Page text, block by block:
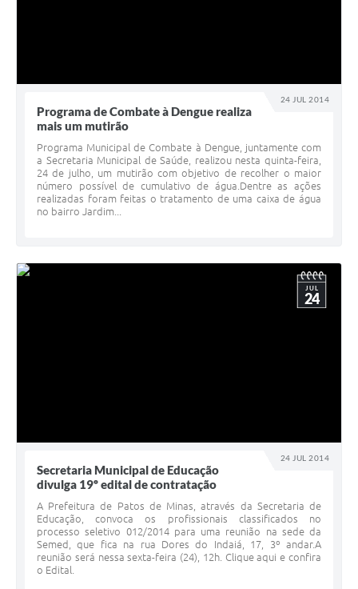
24 JUL 2014
Programa de Combate à Dengue realiza
mais um mutirão
Programa Municipal de Combate à Dengue, juntamente com
a Secretaria Municipal de Saúde, realizou nesta quinta-feira,
24 de julho, um mutirão com objetivo de recolher o maior
número possível de cumulativo de água.Dentre as ações
realizadas foram feitas o tratamento de uma caixa de água
no bairro Jardim...
24 JUL 2014
JUL
24
Secretaria Municipal de Educação
divulga 19º edital de contratação
A Prefeitura de Patos de Minas, através da Secretaria de
Educação, convoca os profissionais classificados no
processo seletivo 012/2014 para uma reunião na sede da
Semed, que fica na rua Dores do Indaiá, 17, 3º andar.A
reunião será nessa sexta-feira (24), 12h. Clique aqui e confira
o Edital.